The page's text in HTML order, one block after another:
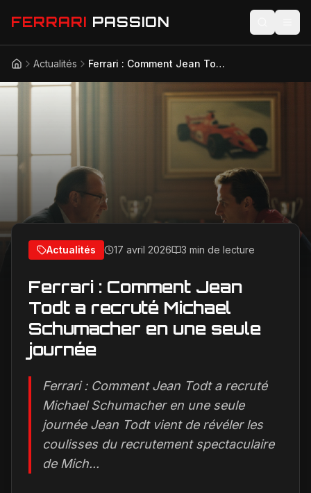
FERRARI PASSION
Actualités
Technologie
Lifestyle
AccueilActualités Ferrari : Comment Jean Todt a recruté Michael Schumacher en une seule journée
Actualités 17 avril 2026 3 min de lecture
Ferrari : Comment Jean
Todt a recruté Michael
Schumacher en une seule
journée
Ferrari : Comment Jean Todt a recruté
Michael Schumacher en une seule
journée Jean Todt vient de révéler les
coulisses du recrutement spectaculaire
de Mich...